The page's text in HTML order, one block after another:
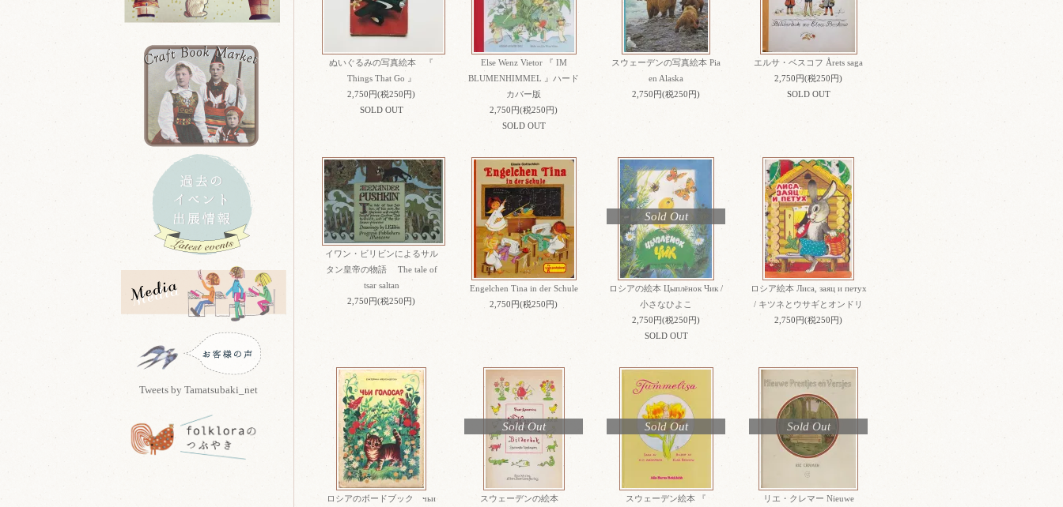
Tweets by Tamatsubaki_net
ぬいぐるみの写真絵本 『
Things That Go 』
2,750円(税250円)
SOLD OUT
Else Wenz Vietor 『 IM
BLUMENHIMMEL 』ハード
カバー版
2,750円(税250円)
SOLD OUT
スウェーデンの写真絵本 Pia
en Alaska
2,750円(税250円)
エルサ・ベスコフ Årets saga
2,750円(税250円)
SOLD OUT
イワン・ビリビンによるサル
タン皇帝の物語 The tale of
tsar saltan
2,750円(税250円)
Engelchen Tina in der Schule
2,750円(税250円)
Sold Out
ロシアの絵本 Цыплёнок Чик /
小さなひよこ
2,750円(税250円)
SOLD OUT
ロシア絵本 Лиса, заяц и петух
/ キツネとウサギとオンドリ
2,750円(税250円)
ロシアのボードブック чьи
Sold Out
スウェーデンの絵本
Sold Out
スウェーデン絵本 『
Sold Out
リエ・クレマー Nieuwe